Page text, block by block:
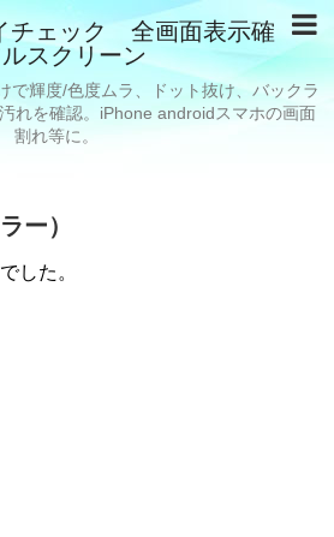
チェック 全画面表示確
スクリーン
で輝度/色度ムラ、ドット抜け、バックラ
れを確認。iPhone androidスマホの画面
割れ等に。
ー）
した。